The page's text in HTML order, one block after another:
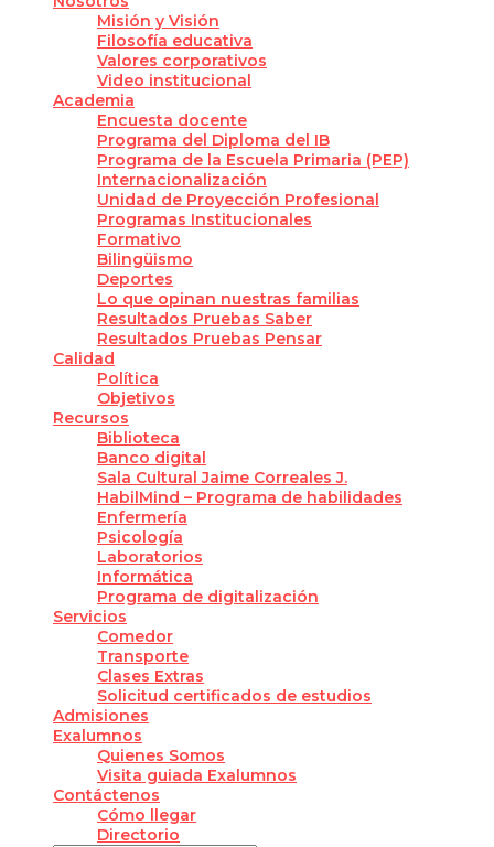
Misión y Visión
Filosofía educativa
Valores corporativos
Video institucional
Academia
Encuesta docente
Programa del Diploma del IB
Programa de la Escuela Primaria (PEP)
Internacionalización
Unidad de Proyección Profesional
Programas Institucionales
Formativo
Bilingüismo
Deportes
Lo que opinan nuestras familias
Resultados Pruebas Saber
Resultados Pruebas Pensar
Calidad
Política
Objetivos
Recursos
Biblioteca
Banco digital
Sala Cultural Jaime Correales J.
HabilMind – Programa de habilidades
Enfermería
Psicología
Laboratorios
Informática
Programa de digitalización
Servicios
Comedor
Transporte
Clases Extras
Solicitud certificados de estudios
Admisiones
Exalumnos
Quienes Somos
Visita guiada Exalumnos
Contáctenos
Cómo llegar
Directorio